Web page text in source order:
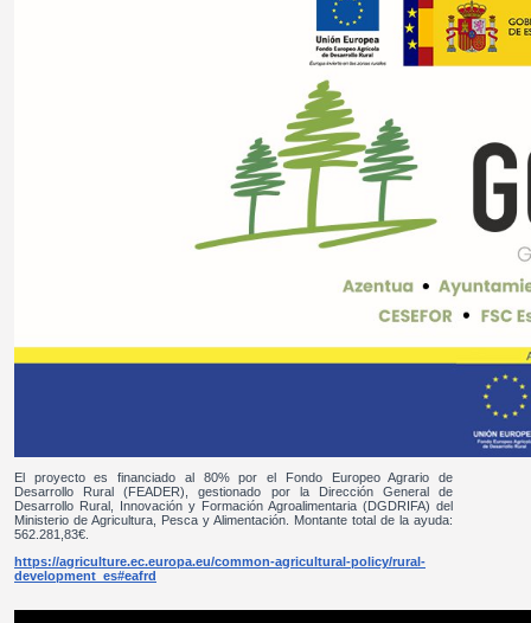
El proyecto es financiado al 80% por el Fondo Europeo Agrario de
Desarrollo Rural (FEADER), gestionado por la Dirección General de
Desarrollo Rural, Innovación y Formación Agroalimentaria (DGDRIFA) del
Ministerio de Agricultura, Pesca y Alimentación. Montante total de la ayuda:
562.281,83€.
https://agriculture.ec.europa.eu/common-agricultural-policy/rural-
development_es#eafrd